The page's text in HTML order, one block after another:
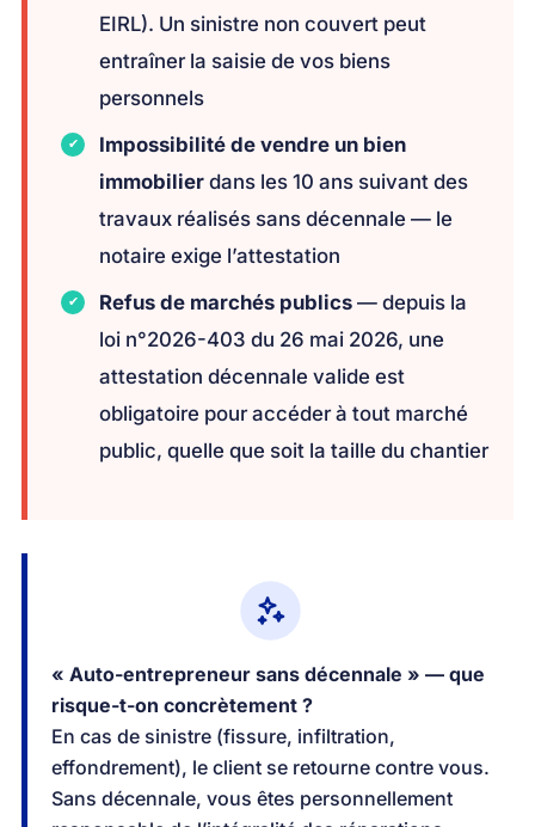
EIRL). Un sinistre non couvert peut
entraîner la saisie de vos biens
personnels
Impossibilité de vendre un bien
immobilier dans les 10 ans suivant des
travaux réalisés sans décennale — le
notaire exige l’attestation
Refus de marchés publics — depuis la
loi n°2026-403 du 26 mai 2026, une
attestation décennale valide est
obligatoire pour accéder à tout marché
public, quelle que soit la taille du chantier
« Auto-entrepreneur sans décennale » — que
risque-t-on concrètement ?
En cas de sinistre (fissure, infiltration,
effondrement), le client se retourne contre vous.
Sans décennale, vous êtes personnellement